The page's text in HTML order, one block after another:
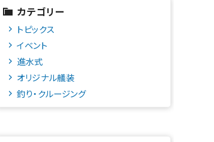
カテゴリー
トピックス
イベント
進水式
オリジナル艤装
釣り・クルージング